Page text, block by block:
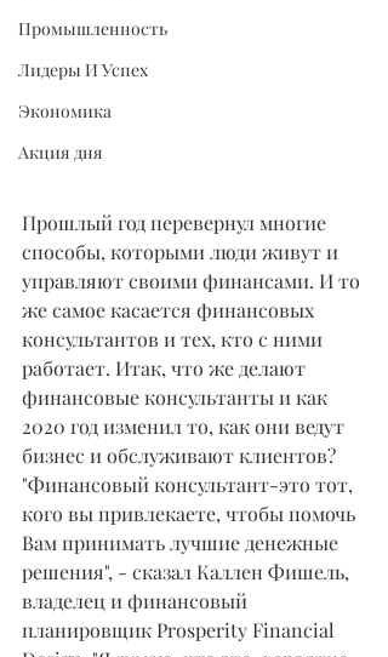
Промышленность
Лидеры И Успех
Экономика
Акция дня
Прошлый год перевернул многие
способы, которыми люди живут и
управляют своими финансами. И то
же самое касается финансовых
консультантов и тех, кто с ними
работает. Итак, что же делают
финансовые консультанты и как
2020 год изменил то, как они ведут
бизнес и обслуживают клиентов?
"Финансовый консультант-это тот,
кого вы привлекаете, чтобы помочь
Вам принимать лучшие денежные
решения", - сказал Каллен Фишель,
владелец и финансовый
планировщик Prosperity Financial